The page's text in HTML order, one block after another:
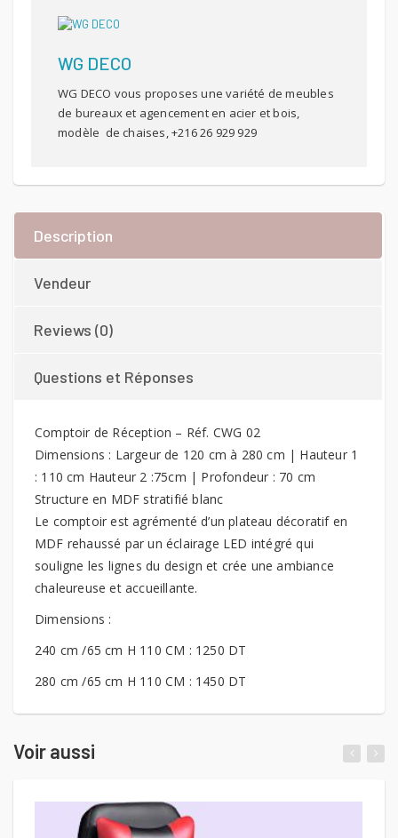
Quantité
WG DECO
WG DECO vous proposes une variété de meubles
de bureaux et agencement en acier et bois,
modèle de chaises, +216 26 929 929
Description
Vendeur
Reviews (0)
Questions et Réponses
Comptoir de Réception – Réf. CWG 02
Dimensions : Largeur de 120 cm à 280 cm | Hauteur 1
: 110 cm Hauteur 2 :75cm | Profondeur : 70 cm
Structure en MDF stratifié blanc
Le comptoir est agrémenté d’un plateau décoratif en
MDF rehaussé par un éclairage LED intégré qui
souligne les lignes du design et crée une ambiance
chaleureuse et accueillante.
Dimensions :
240 cm /65 cm H 110 CM : 1250 DT
280 cm /65 cm H 110 CM : 1450 DT
Voir aussi